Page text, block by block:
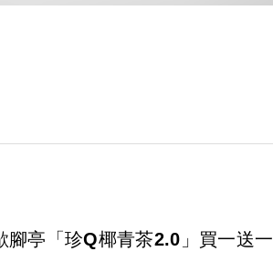
亭「珍Q椰青茶2.0」買一送一